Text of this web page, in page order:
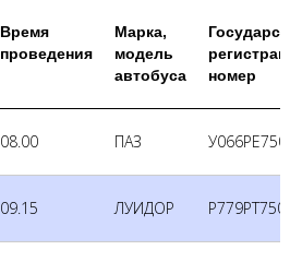
Время
проведения
Марка,
модель
автобуса
номер
08.00 ПАЗ У066РЕ750
09.15 ЛУИДОР Р779РТ750